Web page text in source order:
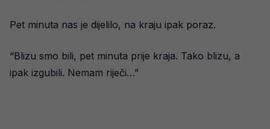
Pet minuta nas je dijelilo, na kraju ipak poraz.
“Blizu smo bili, pet minuta prije kraja. Tako blizu, a
ipak izgubili. Nemam riječi…”